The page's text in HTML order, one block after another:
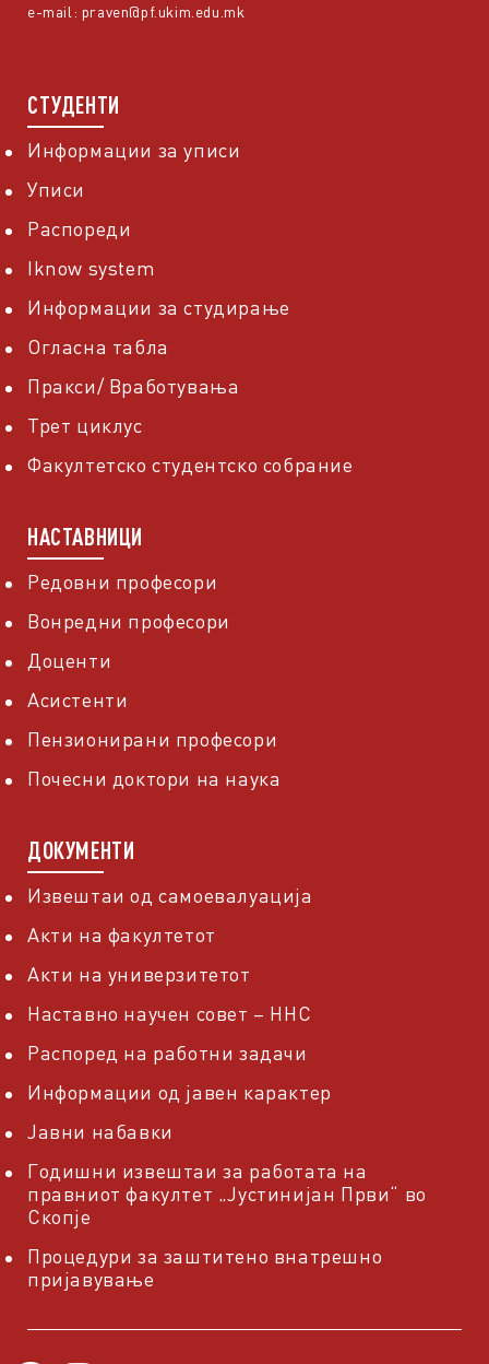
e-mail: praven@pf.ukim.edu.mk
СТУДЕНТИ
Информации за уписи
Уписи
Распореди
Iknow system
Информации за студирање
Огласна табла
Пракси/ Вработувања
Трет циклус
Факултетско студентско собрание
НАСТАВНИЦИ
Редовни професори
Вонредни професори
Доценти
Асистенти
Пензионирани професори
Почесни доктори на наука
ДОКУМЕНТИ
Извештаи од самоевалуација
Акти на факултетот
Акти на универзитетот
Наставно научен совет – ННС
Распоред на работни задачи
Информации од јавен карактер
Јавни набавки
Годишни извештаи за работата на
правниот факултет „Јустинијан Први“ во
Скопје
Процедури за заштитено внатрешно
пријавување